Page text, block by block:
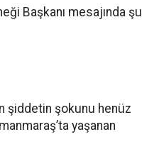
Başkanı mesajında şu
şiddetin şokunu henüz
yaşanan